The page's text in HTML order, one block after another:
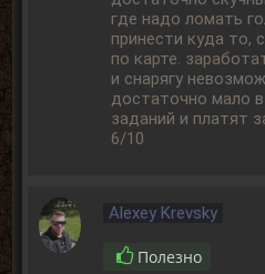
где надо ломать
принести куда то,
по карте.
и снарягу
достаточно мало
заданий и платят
6/10
Alexey Krevsky
Полезно